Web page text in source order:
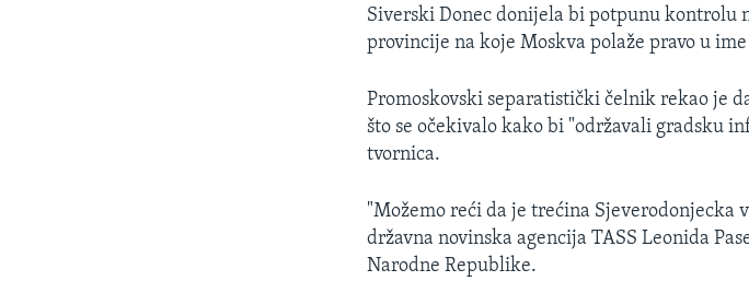
Siverski Donec donijela bi potpunu kontrolu
provincije na koje Moskva polaže pravo u
Promoskovski separatistički čelnik rekao je
što se očekivalo kako bi "održavali gradsku
tvornica.
"Možemo reći da je trećina Sjeverodonjecka
državna novinska agencija TASS Leonida
Narodne Republike.